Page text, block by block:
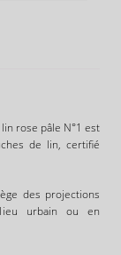
rose pâle N°1 est
de lin, certifié
des projections
urbain ou en